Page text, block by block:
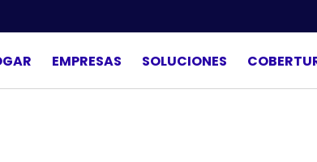
EMPRESAS SOLUCIONES